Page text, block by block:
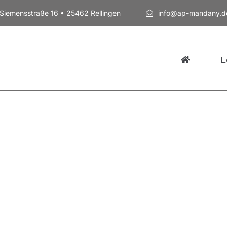
Siemensstraße 16 • 25462 Rellingen info@ap-